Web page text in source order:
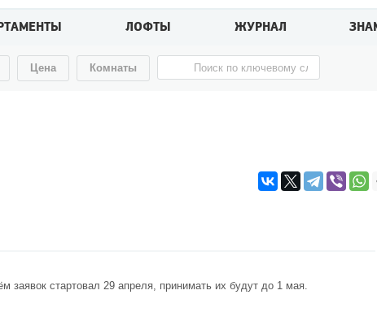
ЛОФТЫ ЖУРНАЛ
Цена Комнаты
заявок стартовал 29 апреля, принимать их будут до 1 мая.